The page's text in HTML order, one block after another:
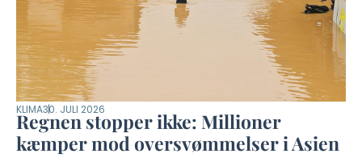
KLIMA30. JULI 2026
Regnen stopper ikke: Millioner
kæmper mod oversvømmelser i Asien